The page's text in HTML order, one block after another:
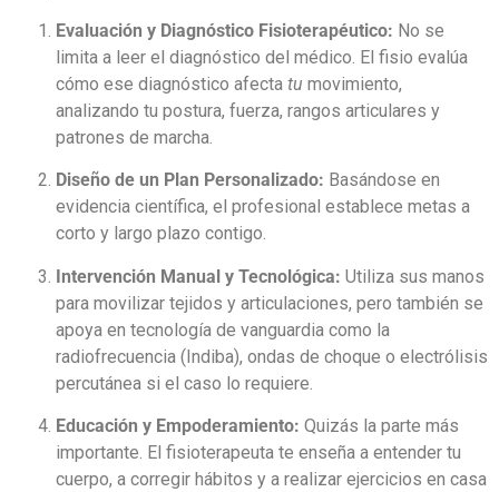
Evaluación y Diagnóstico Fisioterapéutico: No se
limita a leer el diagnóstico del médico. El fisio evalúa
cómo ese diagnóstico afecta tu movimiento,
analizando tu postura, fuerza, rangos articulares y
patrones de marcha.
Diseño de un Plan Personalizado: Basándose en
evidencia científica, el profesional establece metas a
corto y largo plazo contigo.
Intervención Manual y Tecnológica: Utiliza sus manos
para movilizar tejidos y articulaciones, pero también se
apoya en tecnología de vanguardia como la
radiofrecuencia (Indiba), ondas de choque o electrólisis
percutánea si el caso lo requiere.
Educación y Empoderamiento: Quizás la parte más
importante. El fisioterapeuta te enseña a entender tu
cuerpo, a corregir hábitos y a realizar ejercicios en casa